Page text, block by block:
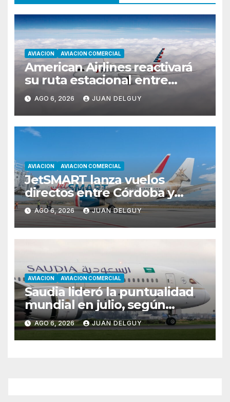
AVIACION AVIACION COMERCIAL
American Airlines reactivará
su ruta estacional entre
Miami y Montevideo con
vuelos diarios
AGO 6, 2026 JUAN DELGUY
AVIACION AVIACION COMERCIAL
JetSMART lanza vuelos
directos entre Córdoba y
Florianópolis
AGO 6, 2026 JUAN DELGUY
AVIACION AVIACION COMERCIAL
Saudia lideró la puntualidad
mundial en julio, según
Cirium
AGO 6, 2026 JUAN DELGUY